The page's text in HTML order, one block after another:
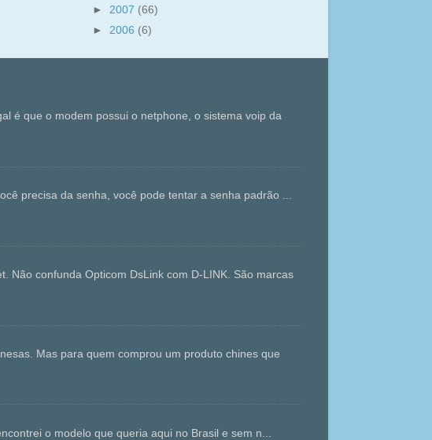
► 2007 (66)
► 2006 (6)
é que o modem possui o netphone, o sistema voip da
precisa da senha, você pode tentar a senha padrão ...
Não confunda Opticom DsLink com D-LINK. São marcas
Mas para quem comprou um produto chines que
o modelo que queria aqui no Brasil e sem n...